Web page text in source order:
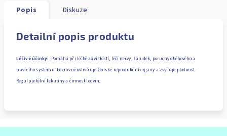
Popis Diskuze
Detailní popis produktu
Léčivé účinky: Pomáhá při léčbě závislostí, léčí nervy, žaludek, poruchy oběhového a
trávícího systému. Pozitivně ovlivňuje ženské reprodukční orgány a zvyšuje plodnost.
Reguluje tělní tekutiny a činnost ledvin.